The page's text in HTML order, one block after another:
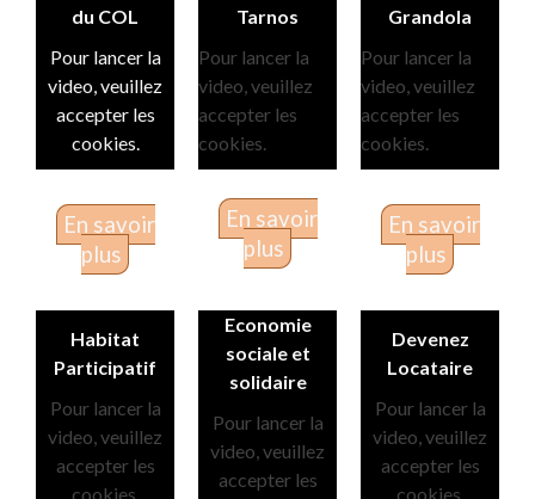
du COL
Pour lancer la
video, veuillez
accepter les
cookies.
Tarnos
Pour lancer la
video, veuillez
accepter les
cookies.
Grandola
Pour lancer la
video, veuillez
accepter les
cookies.
En savoir
plus
En savoir
plus
En savoir
plus
Habitat
Participatif
Pour lancer la
video, veuillez
accepter les
cookies.
Economie
sociale et
solidaire
Pour lancer la
video, veuillez
accepter les
Devenez
Locataire
Pour lancer la
video, veuillez
accepter les
cookies.